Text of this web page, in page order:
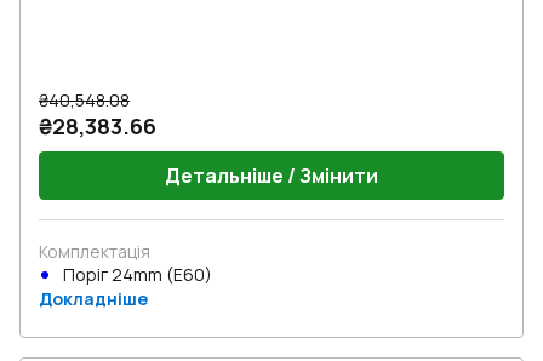
₴40,548.08
₴28,383.66
Детальніше / Змінити
Комплектація
Поріг 24mm (E60)
Докладніше